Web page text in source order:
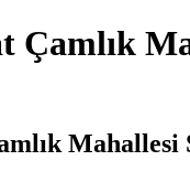
Çamlık
Mahallesi